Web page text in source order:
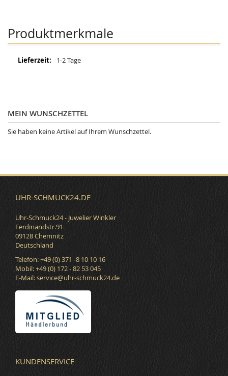
Produktmerkmale
Mehr
1-2 Tage
MEIN WUNSCHZETTEL
Sie haben keine Artikel auf Ihrem Wunschzettel.
UHR-SCHMUCK24.DE
Uhr-Schmuck24 - Juwelier Winkler
Ferdinandstr.91
09128 Chemnitz
Deutschland
Telefon: +49 (0) 371 -8 10 10 16
Mobil: +49 (0) 172 - 82 53 045
E-Mail:service@uhr-schmuck24.de
KUNDENSERVICE